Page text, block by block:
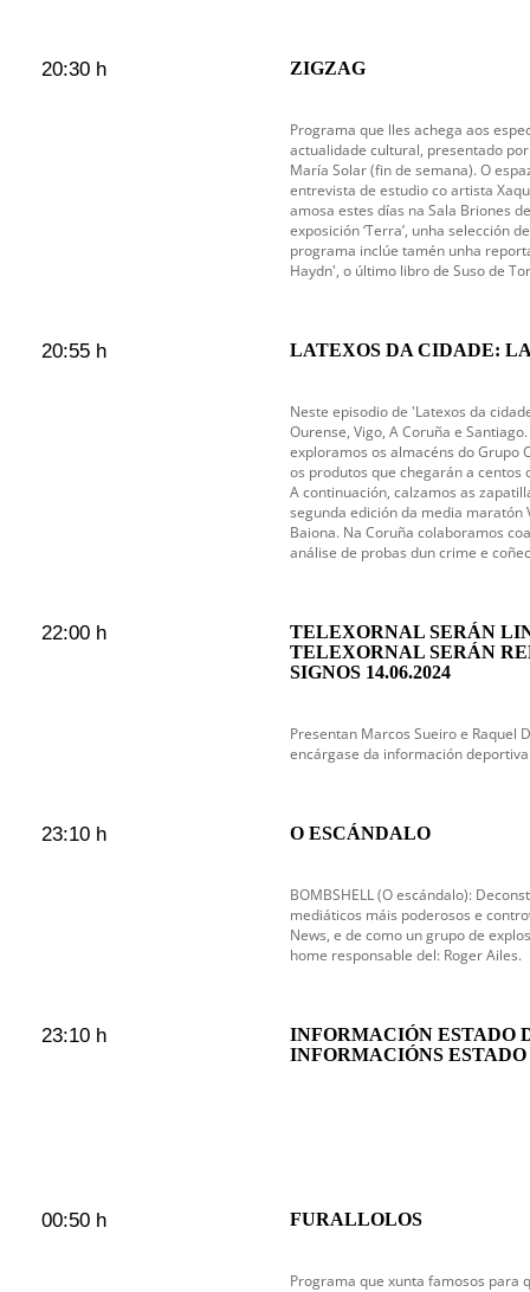
20:30 h ZIGZAG
Programa que lles achega aos
actualidade cultural, presentado
María Solar (fin de semana). O
entrevista de estudio co artista
amosa estes días na Sala Briones
exposición ‘Terra’, unha selección
programa inclúe tamén unha
Haydn', o último libro de Suso de
20:55 h LATEXOS DA CIDADE:
Neste episodio de 'Latexos da
Ourense, Vigo, A Coruña e
exploramos os almacéns do Grupo
os produtos que chegarán a
A continuación, calzamos as
segunda edición da media maratón
Baiona. Na Coruña colaboramos
análise de probas dun crime e
22:00 h
TELEXORNAL SERÁN
TELEXORNAL SERÁN
SIGNOS 14.06.2024
Presentan Marcos Sueiro e Raquel
encárgase da información
23:10 h O ESCÁNDALO
BOMBSHELL (O escándalo):
mediáticos máis poderosos e
News, e de como un grupo de
home responsable del: Roger Ailes.
23:10 h
INFORMACIÓN ESTADO
INFORMACIÓNS
00:50 h FURALLOLOS
Programa que xunta famosos para